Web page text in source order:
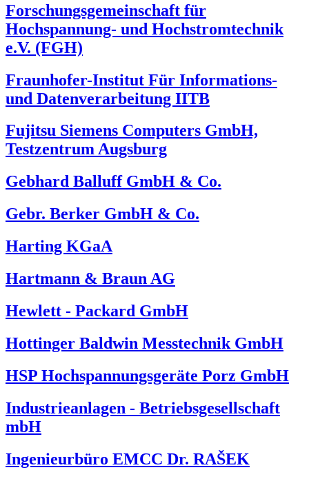
Forschungsgemeinschaft für
Hochspannung- und Hochstromtechnik
e.V. (FGH)
Fraunhofer-Institut Für Informations-
und Datenverarbeitung IITB
Fujitsu Siemens Computers GmbH,
Testzentrum Augsburg
Gebhard Balluff GmbH & Co.
Gebr. Berker GmbH & Co.
Harting KGaA
Hartmann & Braun AG
Hewlett - Packard GmbH
Hottinger Baldwin Messtechnik GmbH
HSP Hochspannungsgeräte Porz GmbH
Industrieanlagen - Betriebsgesellschaft
mbH
Ingenieurbüro EMCC Dr. RAŠEK